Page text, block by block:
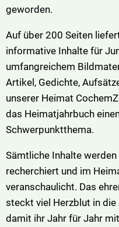
geworden.
Auf über 200 Seiten
informative Inhalte für
umfangreichem
Artikel, Gedichte,
unserer Heimat
das Heimatjahrbuch
Schwerpunktthema.
Sämtliche Inhalte
recherchiert und im
veranschaulicht. Das
steckt viel Herzblut in
damit ihr Jahr für Jahr